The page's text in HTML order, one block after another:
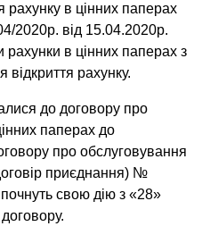
рахунку в цінних паперах
2020р. від 15.04.2020р.
рахунки в цінних паперах з
відкриття рахунку.
до договору про
паперах до
про обслуговування
приєднання) №
свою дію з «28»